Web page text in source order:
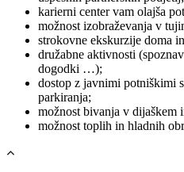
karierni center vam olajša
možnost izobraževanja v
strokovne ekskurzije doma
družabne aktivnosti
dogodki …);
dostop z javnimi potniškimi
parkiranja;
možnost bivanja v dijaškem
možnost toplih in hladnih